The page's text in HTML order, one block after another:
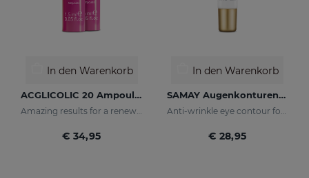
In den Warenkorb
ACGLICOLIC 20 Ampoules
€ 34,95
In den Warenkorb
SAMAY Augenkonturencreme
€ 28,95